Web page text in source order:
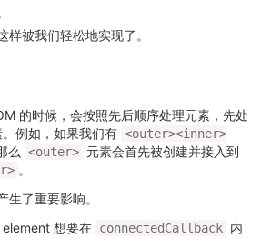
样被我们轻松地实现了。
的时候，会按照先后顺序处理元素，先处
例如，如果我们有 <outer><inner>
么 <outer> 元素会首先被创建并接入到
。
了重要影响。
想要在 connectedCallback 内